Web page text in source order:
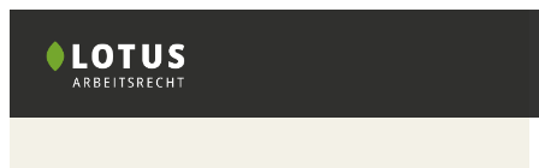
Inhalt
springen